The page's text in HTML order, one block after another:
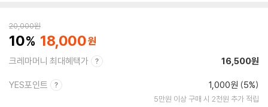
20,000원
10 18,000
크레마머니 최대혜택가 16,500원
YES포인트 1,000원 (5%)
5만원 이상 구매 시 2천원 추가 적립